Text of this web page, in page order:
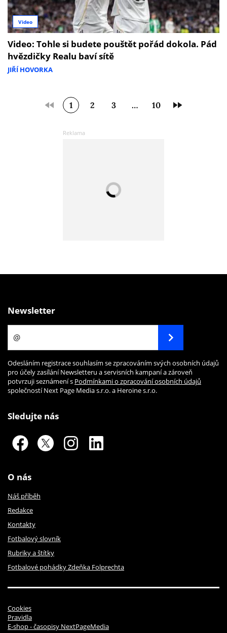
Video
Video: Tohle si budete pouštět pořád dokola. Pád
hvězdičky Realu baví sítě
JIŘÍ HOVORKA
1 2 3 … 10
Newsletter
Odesláním registrace souhlasím se zpracováním svých osobních údajů
pro účely zasílání Newsletteru a servisních kampaní a zároveň
potvrzuji seznámení s Podmínkami o zpracování osobních údajů
společností Next Page Media s.r.o. a Heroine s.r.o.
Sledujte nás
O nás
Náš příběh
Redakce
Kontakty
Fotbalový slovník
Rubriky a štítky
Fotbalové pohádky Zdeňka Folprechta
Cookies
Pravidla
E-shop - časopisy NextPageMedia